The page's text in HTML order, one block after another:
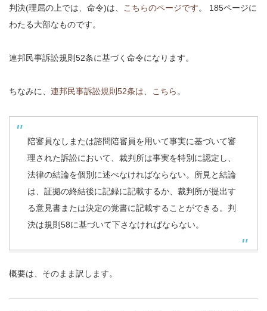
判決(理屈の上では、命令)は、 こちらのページです。 185ページに
わたる大部なものです。
連邦民事訴訟規則52条に基づく命令になります。
ちなみに、 連邦民事訴訟規則52条は、こちら 。
陪審員なしまたは諮問陪審員を用いて事実に基づいて審
理された訴訟において、裁判所は事実を特別に認定し、
法律の結論を個別に述べなければならない。所見と結論
は、証拠の終結後に記録に記載するか、裁判所が提出す
る意見書または決定の覚書に記載することができる。判
決は規則58に基づいて下さなければならない。
概要は、そのまま訳します。